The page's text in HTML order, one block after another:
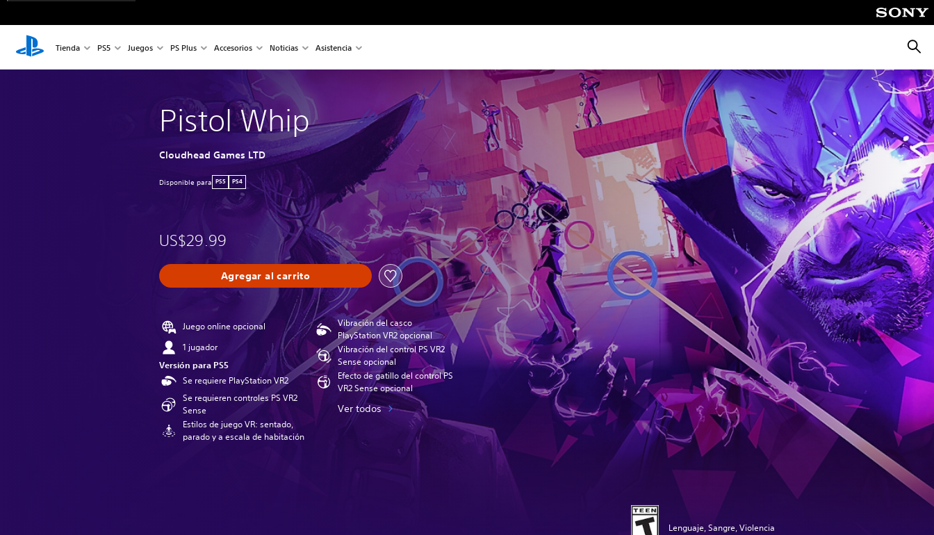
Tienda PS5 Juegos PS Plus Accesorios Noticias Asistencia
Pistol Whip
Cloudhead Games LTD
Disponible para PS5 PS4
US$29.99
Agregar al carrito
Juego online opcional
1 jugador
Versión para PS5
Se requiere PlayStation VR2
Se requieren controles PS VR2
Sense
Estilos de juego VR: sentado,
parado y a escala de habitación
Vibración del casco
PlayStation VR2 opcional
Vibración del control PS VR2
Sense opcional
Efecto de gatillo del control PS
VR2 Sense opcional
Ver todos
Lenguaje, Sangre, Violencia